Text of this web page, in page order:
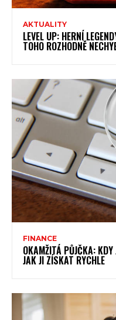
AKTUALITY
LEVEL UP: HERNÍ
TOHO ROZHODNĚ
FINANCE
OKAMŽITÁ PŮJČKA:
JAK JI ZÍSKAT RYCHLE